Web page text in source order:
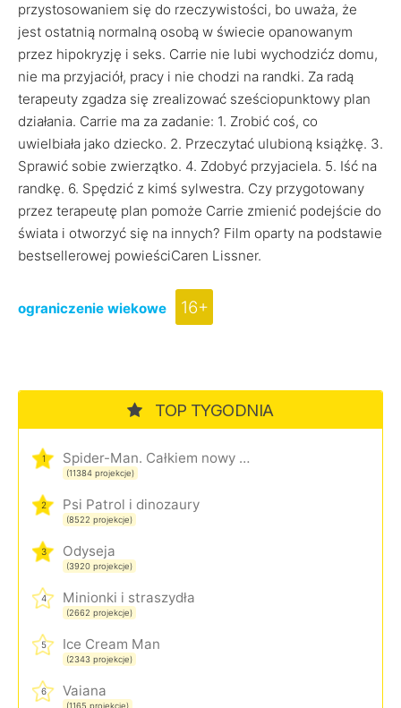
przystosowaniem się do rzeczywistości, bo uważa, że
jest ostatnią normalną osobą w świecie opanowanym
przez hipokryzję i seks. Carrie nie lubi wychodzićz domu,
nie ma przyjaciół, pracy i nie chodzi na randki. Za radą
terapeuty zgadza się zrealizować sześciopunktowy plan
działania. Carrie ma za zadanie: 1. Zrobić coś, co
uwielbiała jako dziecko. 2. Przeczytać ulubioną książkę. 3.
Sprawić sobie zwierzątko. 4. Zdobyć przyjaciela. 5. Iść na
randkę. 6. Spędzić z kimś sylwestra. Czy przygotowany
przez terapeutę plan pomoże Carrie zmienić podejście do
świata i otworzyć się na innych? Film oparty na podstawie
bestsellerowej powieściCaren Lissner.
ograniczenie wiekowe 16+
TOP TYGODNIA
1 Spider-Man. Całkiem nowy dzień
(11384 projekcje)
2 Psi Patrol i dinozaury
(8522 projekcje)
3 Odyseja
(3920 projekcje)
4 Minionki i straszydła
(2662 projekcje)
5 Ice Cream Man
(2343 projekcje)
6 Vaiana
(1165 projekcje)